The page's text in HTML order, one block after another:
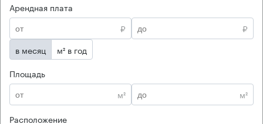
Арендная плата
₽
₽
в месяц
м² в год
Площадь
м²
м²
Расположение